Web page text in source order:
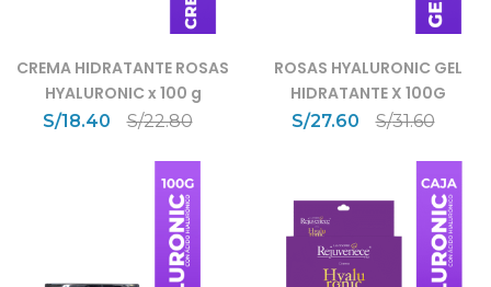
CREMA HIDRATANTE ROSAS
HYALURONIC x 100 g
S/22.80
S/18.40
ROSAS HYALURONIC GEL
HIDRATANTE X 100G
S/31.60
S/27.60